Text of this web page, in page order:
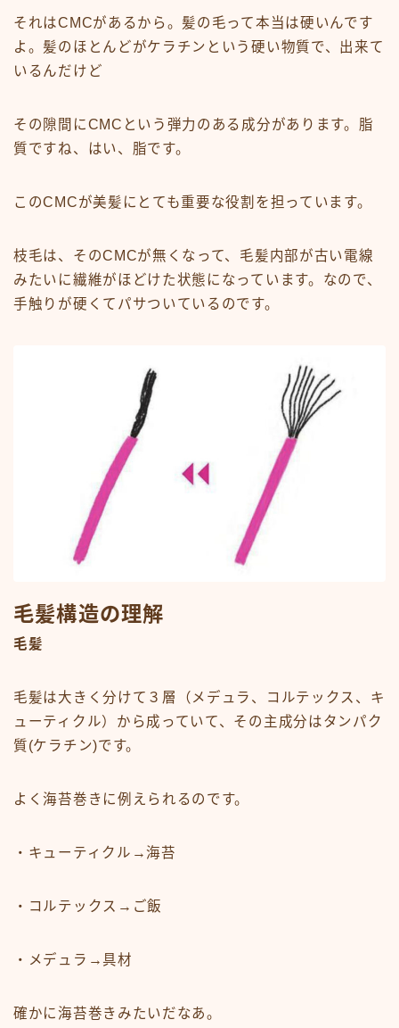
それはCMCがあるから。髪の毛って本当は硬いんです
よ。髪のほとんどがケラチンという硬い物質で、出来て
いるんだけど
その隙間にCMCという弾力のある成分があります。脂
質ですね、はい、脂です。
このCMCが美髪にとても重要な役割を担っています。
枝毛は、そのCMCが無くなって、毛髪内部が古い電線
みたいに繊維がほどけた状態になっています。なので、
手触りが硬くてパサついているのです。
毛髪構造の理解
毛髪
毛髪は大きく分けて３層（メデュラ、コルテックス、キ
ューティクル）から成っていて、その主成分はタンパク
質(ケラチン)です。
よく海苔巻きに例えられるのです。
・キューティクル→海苔
・コルテックス→ご飯
・メデュラ→具材
確かに海苔巻きみたいだなあ。